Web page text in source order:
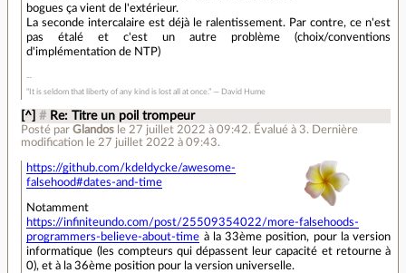
bogues ça vient de l'extérieur.
La seconde intercalaire est déjà le ralentissement. Par contre, ce n'est
pas étalé et c'est un autre problème (choix/conventions
d'implémentation de NTP)
“It is seldom that liberty of any kind is lost all at once.” ― David Hume
[^] # Re: Titre un poil trompeur
Posté parGlandos le 27 juillet 2022 à 09:42. Évalué à 3. Dernière
modification le 27 juillet 2022 à 09:43.
https://github.com/kdeldycke/awesome-
falsehood#dates-and-time
Notamment
https://infiniteundo.com/post/25509354022/more-falsehoods-
programmers-believe-about-time à la 33ème position, pour la version
informatique (les compteurs qui dépassent leur capacité et retourne à
0), et à la 36ème position pour la version universelle.